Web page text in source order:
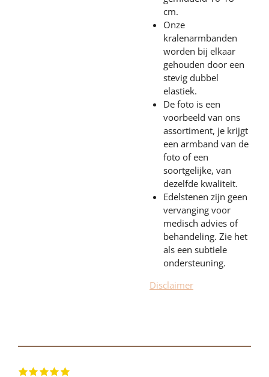
cm.
Onze
kralenarmbanden
worden bij elkaar
gehouden door een
stevig dubbel
elastiek.
De foto is een
voorbeeld van ons
assortiment, je krijgt
een armband van de
foto of een
soortgelijke, van
dezelfde kwaliteit.
Edelstenen zijn geen
vervanging voor
medisch advies of
behandeling. Zie het
als een subtiele
ondersteuning.
Disclaimer
R
1 2 3 4 5 S